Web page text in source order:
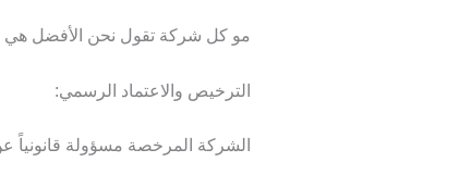
مو كل شركة تقول نحن الأفضل هي
الترخيص والاعتماد الرسمي:
الشركة المرخصة مسؤولة قانونياً